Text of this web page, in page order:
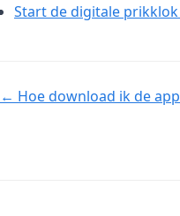
Start de digitale
Doc
← Hoe download ik de